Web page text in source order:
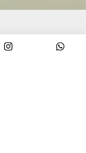
יוצאים לאכול